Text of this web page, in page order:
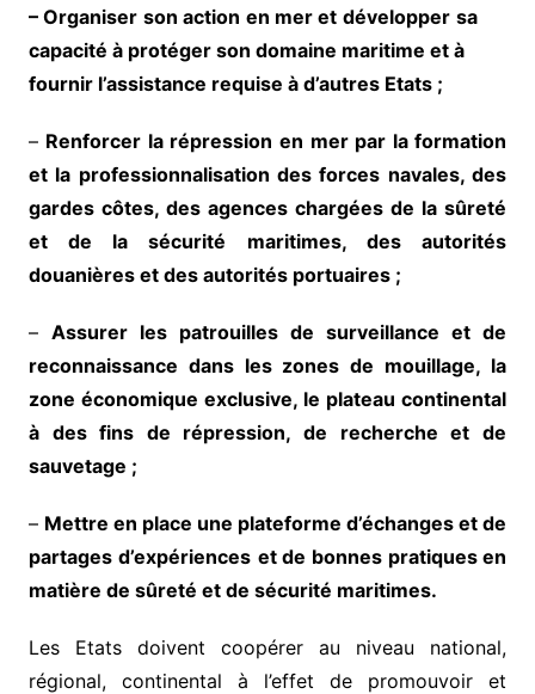
– Organiser son action en mer et développer sa
capacité à protéger son domaine maritime et à
fournir l’assistance requise à d’autres Etats ;
– Renforcer la répression en mer par la formation
et la professionnalisation des forces navales, des
gardes côtes, des agences chargées de la sûreté
et de la sécurité maritimes, des autorités
douanières et des autorités portuaires ;
– Assurer les patrouilles de surveillance et de
reconnaissance dans les zones de mouillage, la
zone économique exclusive, le plateau continental
à des fins de répression, de recherche et de
sauvetage ;
– Mettre en place une plateforme d’échanges et de
partages d’expériences et de bonnes pratiques en
matière de sûreté et de sécurité maritimes.
Les Etats doivent coopérer au niveau national,
régional, continental à l’effet de promouvoir et